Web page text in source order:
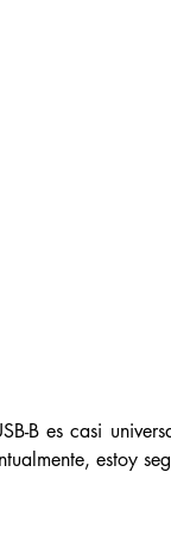
B es casi
estoy